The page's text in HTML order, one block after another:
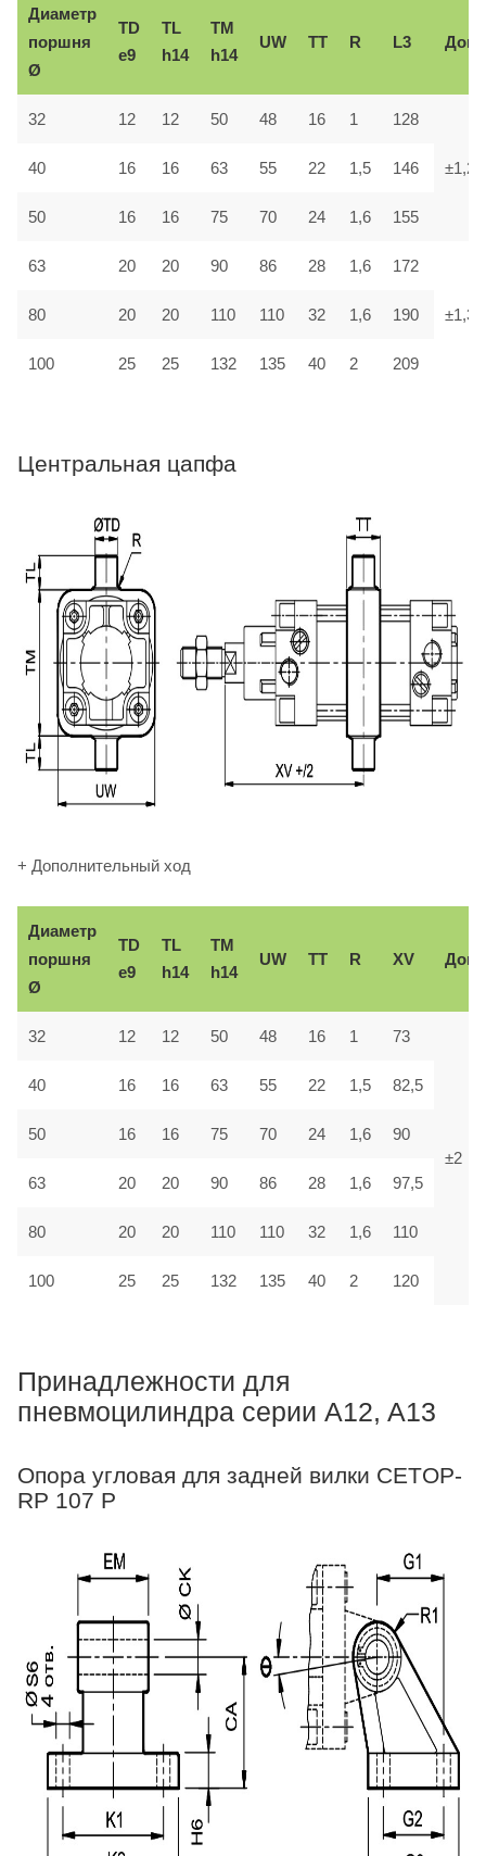
Диаметр
поршня
Ø
TD
e9
TL
h14
TM
h14
UW TT R L3 Доп.
32 12 12 50 48 16 1 128
±1,2
40 16 16 63 55 22 1,5 146
50 16 16 75 70 24 1,6 155
63 20 20 90 86 28 1,6 172
±1,3
80 20 20 110 110 32 1,6 190
100 25 25 132 135 40 2 209
Центральная цапфа
+ Дополнительный ход
Диаметр
поршня
Ø
TD
e9
TL
h14
TM
h14
UW TT R XV Доп.
32 12 12 50 48 16 1 73
±2
40 16 16 63 55 22 1,5 82,5
50 16 16 75 70 24 1,6 90
63 20 20 90 86 28 1,6 97,5
80 20 20 110 110 32 1,6 110
100 25 25 132 135 40 2 120
Принадлежности для
пневмоцилиндра серии A12, A13
Опора угловая для задней вилки CETOP-
RP 107 P